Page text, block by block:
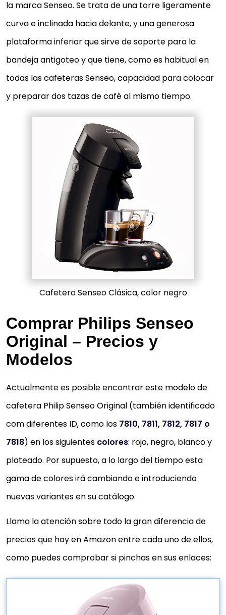
la marca Senseo. Se trata de una torre ligeramente
curva e inclinada hacia delante, y una generosa
plataforma inferior que sirve de soporte para la
bandeja antigoteo y que tiene, como es habitual en
todas las cafeteras Senseo, capacidad para colocar
y preparar dos tazas de café al mismo tiempo.
Cafetera Senseo Clásica, color negro
Comprar Philips Senseo
Original – Precios y
Modelos
Actualmente es posible encontrar este modelo de
cafetera Philip Senseo Original (también identificado
com diferentes ID, como los 7810, 7811, 7812, 7817 o
7818) en los siguientes colores: rojo, negro, blanco y
plateado. Por supuesto, a lo largo del tiempo esta
gama de colores irá cambiando e introduciendo
nuevas variantes en su catálogo.
Llama la atención sobre todo la gran diferencia de
precios que hay en Amazon entre cada uno de ellos,
como puedes comprobar si pinchas en sus enlaces: